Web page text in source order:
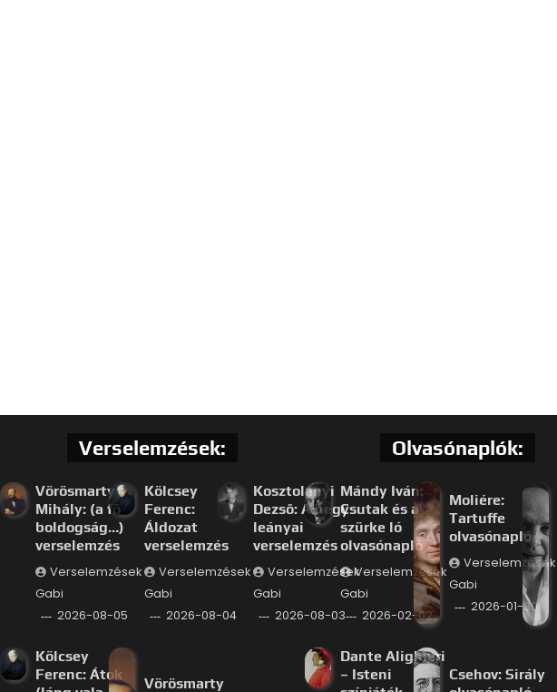
Verselemzések:
Vörösmarty
Mihály: (a fő
boldogság…)
verselemzés
Verselemzések
Gabi
2026-08-05
Kölcsey
Ferenc:
Áldozat
verselemzés
Verselemzések
Gabi
2026-08-04
Kosztolányi
Dezső: A hegy
leányai
verselemzés
Verselemzések
Gabi
2026-08-03
Kölcsey
Ferenc: Átok
Vörösmarty
Olvasónaplók:
Mándy Iván:
Csutak és a
szürke ló
olvasónapló
Verselemzések
Gabi
2026-02-02
Moliére:
Tartuffe
olvasónapló
Verselemzések
Gabi
2026-01-30
Dante Alighieri
– Isteni
Csehov: Sirály